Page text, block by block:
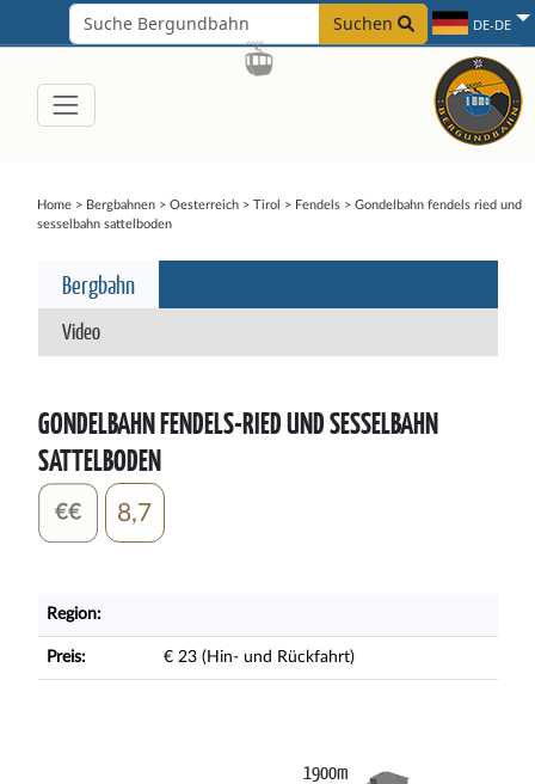
Suchen DE-DE
Home> Bergbahnen> Oesterreich> Tirol > Fendels> Gondelbahn fendels ried und
sesselbahn sattelboden
Bergbahn
Video
GONDELBAHN FENDELS-RIED UND SESSELBAHN
SATTELBODEN
8,7
Region:
Preis: € 23 (Hin- und Rückfahrt)
1900m